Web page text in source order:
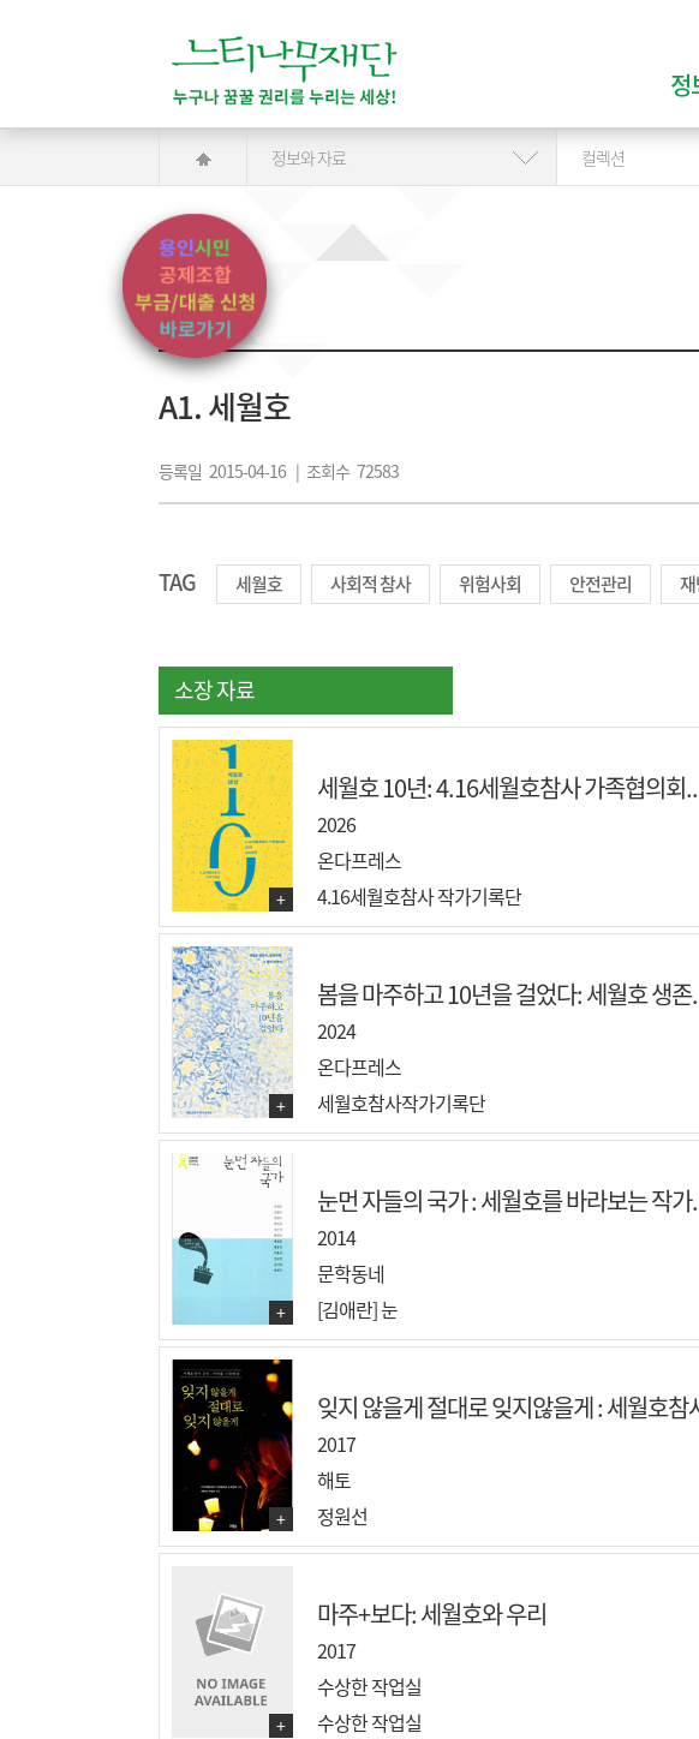
정
정보와 자료 컬렉션
A1. 세월호
등록일 2015-04-16 | 조회수 72583
TAG 세월호 사회적 참사 위험사회 안전관리
소장 자료
+
세월호 10년: 4.16세월호참사 가족협의회
2026
온다프레스
4.16세월호참사 작가기록단
+
봄을 마주하고 10년을 걸었다: 세월호 생존
2024
온다프레스
세월호참사작가기록단
+
눈먼 자들의 국가 : 세월호를 바라보는 작가
2014
문학동네
[김애란] 눈
+
잊지 않을게 절대로 잊지않을게 : 세월호참
2017
해토
정원선
+
마주+보다: 세월호와 우리
2017
수상한 작업실
수상한 작업실